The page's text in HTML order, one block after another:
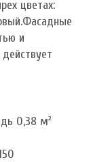
цветах:
и
0,38 м²